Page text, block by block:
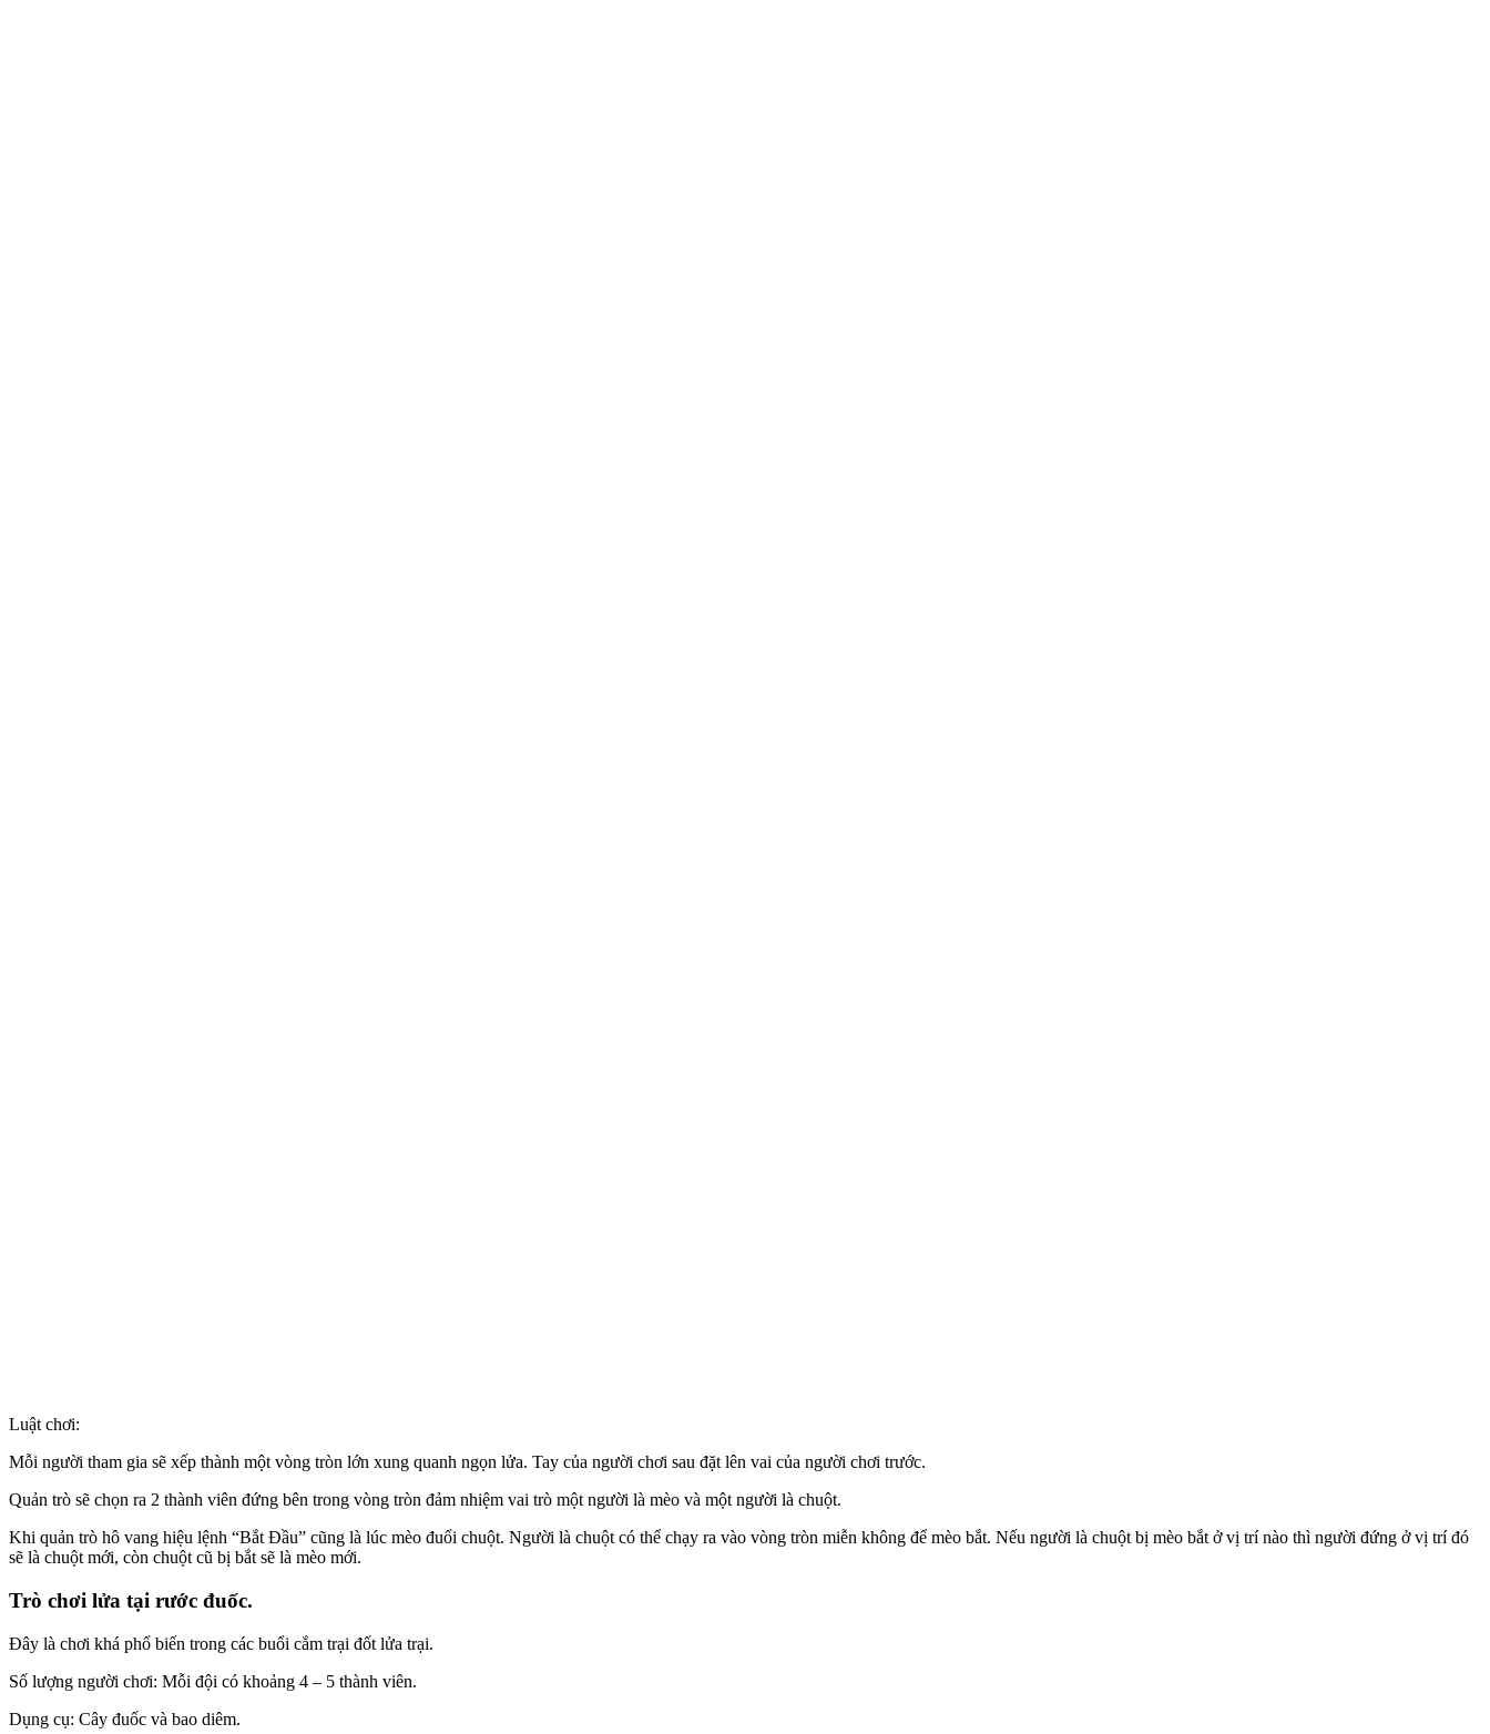
Luật chơi:
Mỗi người tham gia sẽ xếp thành một vòng tròn lớn xung quanh ngọn lửa. Tay của người chơi sau đặt lên vai của người chơi trước.
Quản trò sẽ chọn ra 2 thành viên đứng bên trong vòng tròn đảm nhiệm vai trò một người là mèo và một người là chuột.
Khi quản trò hô vang hiệu lệnh “Bắt Đầu” cũng là lúc mèo đuổi chuột. Người là chuột có thể chạy ra vào vòng tròn miễn không để mèo bắt. Nếu người là chuột bị mèo bắt ở vị trí nào thì người đứng ở vị trí đó
sẽ là chuột mới, còn chuột cũ bị bắt sẽ là mèo mới.
Trò chơi lửa tại rước đuốc.
Đây là chơi khá phổ biến trong các buổi cắm trại đốt lửa trại.
Số lượng người chơi: Mỗi đội có khoảng 4 – 5 thành viên.
Dụng cụ: Cây đuốc và bao diêm.